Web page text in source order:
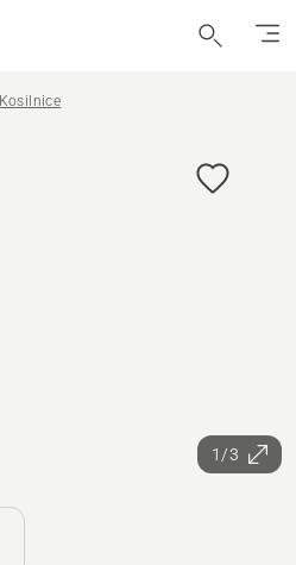
Kosilnice
1/3